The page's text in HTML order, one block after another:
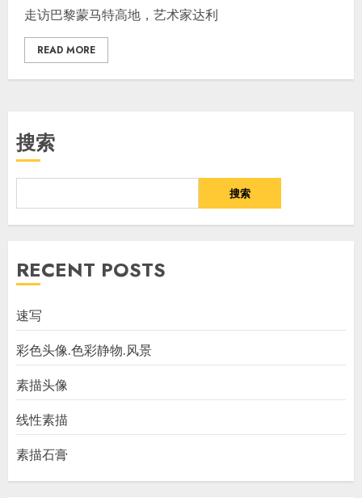
走访巴黎蒙马特高地，艺术家达利
READ MORE
搜索
搜索
RECENT POSTS
速写
彩色头像.色彩静物.风景
素描头像
线性素描
素描石膏